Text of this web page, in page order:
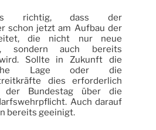
richtig, dass der
schon jetzt am Aufbau der
die nicht nur neue
sondern auch bereits
Sollte in Zukunft die
Lage oder die
dies erforderlich
der Bundestag über die
Auch darauf
bereits geeinigt.